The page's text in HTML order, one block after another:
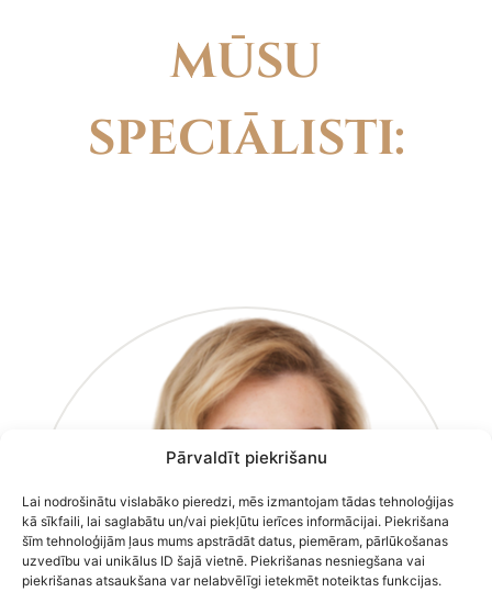
Pārvaldīt piekrišanu
Lai nodrošinātu vislabāko pieredzi, mēs izmantojam tādas tehnoloģijas
kā sīkfaili, lai saglabātu un/vai piekļūtu ierīces informācijai. Piekrišana
šīm tehnoloģijām ļaus mums apstrādāt datus, piemēram, pārlūkošanas
uzvedību vai unikālus ID šajā vietnē. Piekrišanas nesniegšana vai
piekrišanas atsaukšana var nelabvēlīgi ietekmēt noteiktas funkcijas.
MŪSU
SPECIĀLISTI: